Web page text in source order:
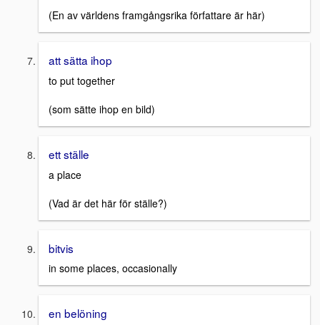
(En av världens framgångsrika författare är här)
att sätta ihop
to put together
(som sätte ihop en bild)
ett ställe
a place
(Vad är det här för ställe?)
bitvis
in some places, occasionally
en belöning